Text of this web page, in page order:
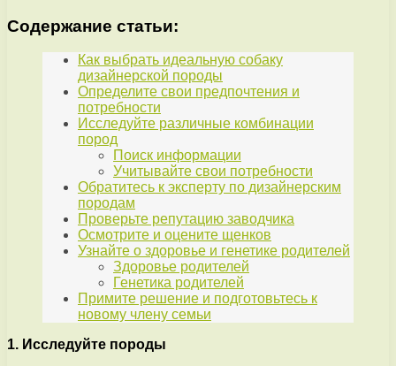
Содержание статьи:
Как выбрать идеальную собаку
дизайнерской породы
Определите свои предпочтения и
потребности
Исследуйте различные комбинации
пород
Поиск информации
Учитывайте свои потребности
Обратитесь к эксперту по дизайнерским
породам
Проверьте репутацию заводчика
Осмотрите и оцените щенков
Узнайте о здоровье и генетике родителей
Здоровье родителей
Генетика родителей
Примите решение и подготовьтесь к
новому члену семьи
1. Исследуйте породы